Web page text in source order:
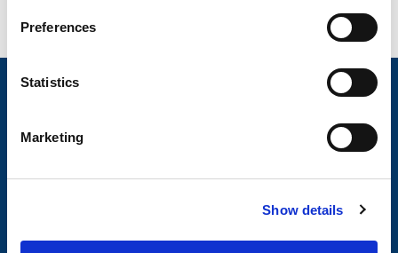
n
Preferences
Statistics
Marketing
Show details
Nyheter